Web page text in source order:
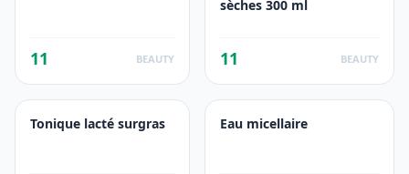
11 BEAUTY
sèches 300 ml
11 BEAUTY
Tonique lacté surgras Eau micellaire